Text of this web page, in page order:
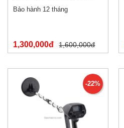
đời mới CX307+
Bảo hành 12 tháng
1,300,000đ 1,600,000đ
-22%